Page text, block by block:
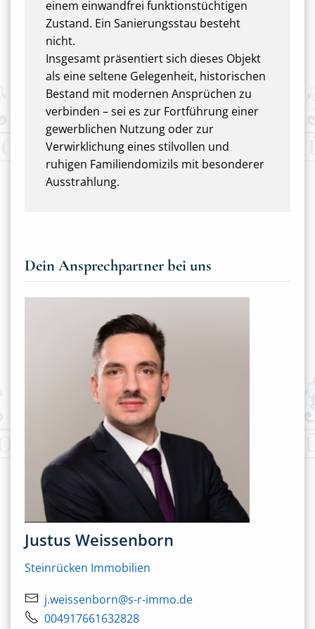
einem einwandfrei funktionstüchtigen
Zustand. Ein Sanierungsstau besteht
nicht.
Insgesamt präsentiert sich dieses Objekt
als eine seltene Gelegenheit, historischen
Bestand mit modernen Ansprüchen zu
verbinden – sei es zur Fortführung einer
gewerblichen Nutzung oder zur
Verwirklichung eines stilvollen und
ruhigen Familiendomizils mit besonderer
Ausstrahlung.
Dein Ansprechpartner bei uns
Justus Weissenborn
Steinrücken Immobilien
j.weissenborn@s-r-immo.de
004917661632828